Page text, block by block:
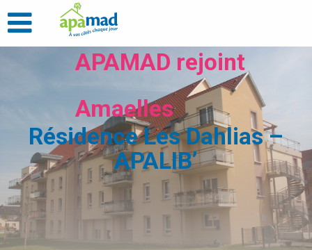
APAMAD rejoint
Amaelles
Résidence Les Dahlias –
APALIB’